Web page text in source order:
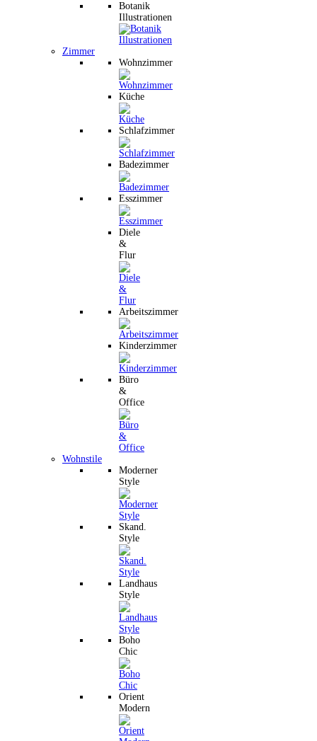
Botanik
Illustrationen
Zimmer
Wohnzimmer
Küche
Schlafzimmer
Badezimmer
Esszimmer
Diele
&
Flur
Arbeitszimmer
Kinderzimmer
Büro
&
Office
Wohnstile
Moderner
Style
Skand.
Style
Landhaus
Style
Boho
Chic
Orient
Modern